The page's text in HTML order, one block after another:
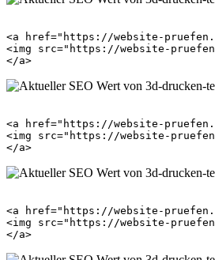
<a href="https://website-
<img src="https://website-
<a href="https://website-
<img src="https://website-
<a href="https://website-
<img src="https://website-